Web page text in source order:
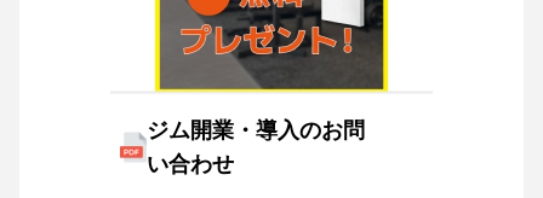
ジム開業・導入のお問
い合わせ